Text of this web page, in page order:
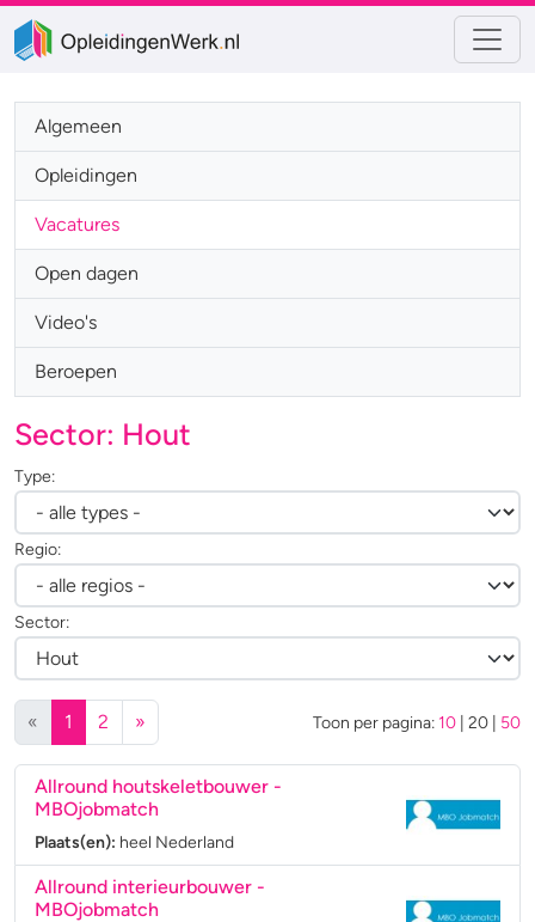
Algemeen
Opleidingen
Vacatures
Open dagen
Video's
Beroepen
Sector: Hout
Type:
Regio:
Sector:
« 1 (huidige)
2 » Toon per pagina: 10 20 50
Allround houtskeletbouwer -
MBOjobmatch
Plaats(en): heel Nederland
Allround interieurbouwer -
MBOjobmatch